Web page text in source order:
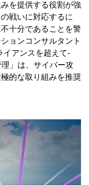
を提供する役割が強
戦いに対応するに
十分であることを警
ョンコンサルタント
イアンスを超えて-
」は、サイバー攻
的な取り組みを推奨